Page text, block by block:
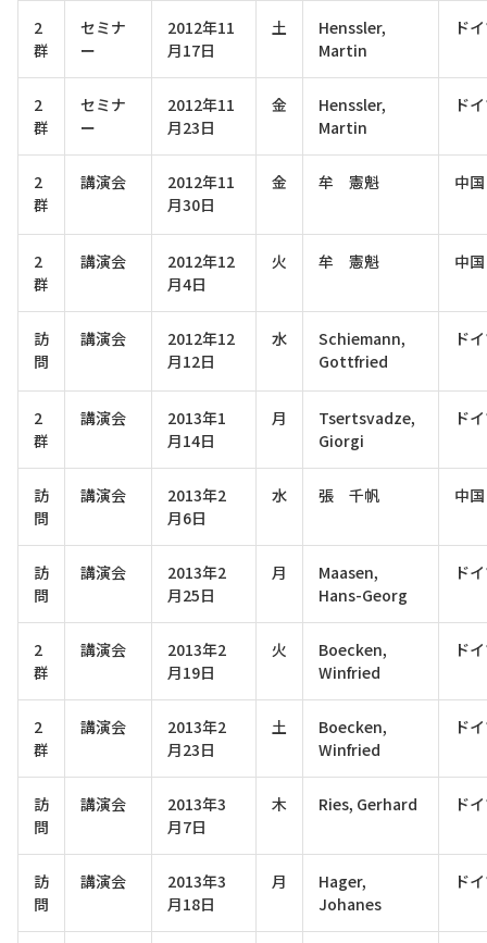
2
群
セミナ
ー
2012年11
月17日
土
Henssler,
Martin
ド
2
群
セミナ
ー
2012年11
月23日
金
Henssler,
Martin
ド
2
群
講演会
2012年11
月30日
金 牟 憲魁 中国
2
群
講演会
2012年12
月4日
火 牟 憲魁 中国
訪
問
講演会
2012年12
月12日
水
Schiemann,
Gottfried
ド
2
群
講演会
2013年1
月14日
月
Tsertsvadze,
Giorgi
ド
訪
問
講演会
2013年2
月6日
水 張 千帆 中国
訪
問
講演会
2013年2
月25日
月
Maasen,
Hans-Georg
ド
2
群
講演会
2013年2
月19日
火
Boecken,
Winfried
ド
2
群
講演会
2013年2
月23日
土
Boecken,
Winfried
ド
訪
問
講演会
2013年3
月7日
木 Ries, Gerhard ド
訪
問
講演会
2013年3
月18日
月
Hager,
Johanes
ド